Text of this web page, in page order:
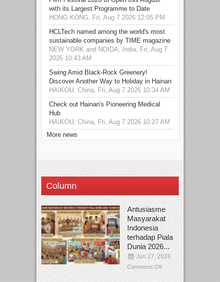
with its Largest Programme to Date
HONG KONG, Fri, Aug 7 2026 12:05 PM
HCLTech named among the world's most
sustainable companies by TIME magazine
NEW YORK and NOIDA, India, Fri, Aug 7
2026 10:43 AM
Swing Amid Black‑Rock Greenery!
Discover Another Way to Holiday in Hainan
HAIKOU, China, Fri, Aug 7 2026 10:34 AM
Check out Hainan's Pioneering Medical
Hub
HAIKOU, China, Fri, Aug 7 2026 10:27 AM
More news
Column
Antusiasme
Masyarakat
Indonesia
terhadap Piala
Dunia 2026...
Jun 27, 2026
Comments Off